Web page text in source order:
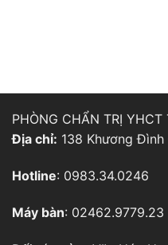
PHÒNG CHẨN TRỊ
Địa chỉ: 138 Khương Đình
Hotline: 0983.34.0246
Máy bàn: 02462.9779.23